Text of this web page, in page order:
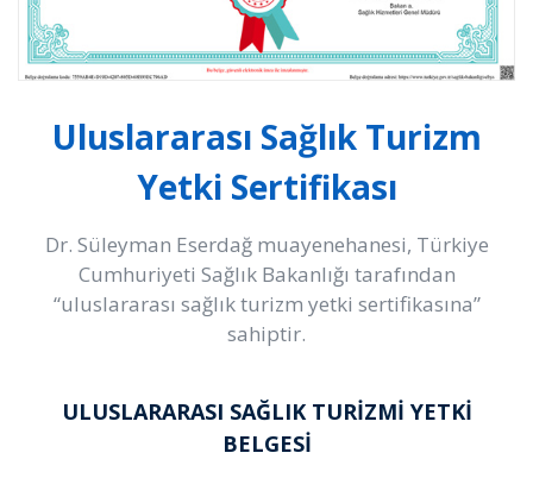
Uluslararası Sağlık Turizm
Yetki Sertifikası
Dr. Süleyman Eserdağ muayenehanesi, Türkiye
Cumhuriyeti Sağlık Bakanlığı tarafından
“uluslararası sağlık turizm yetki sertifikasına”
sahiptir.
ULUSLARARASI SAĞLIK TURİZMİ YETKİ
BELGESİ